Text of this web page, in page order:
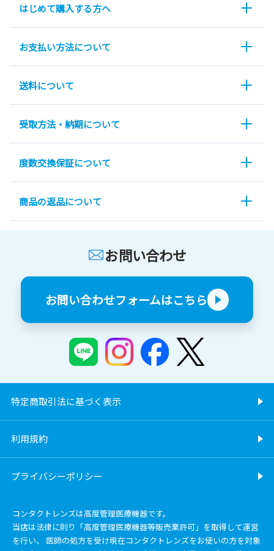
はじめて購入する方へ
お支払い方法について
送料について
受取方法・納期について
度数交換保証について
商品の返品について
お問い合わせ
お問い合わせフォームはこちら
特定商取引法に基づく表示
利用規約
プライバシーポリシー
コンタクトレンズは高度管理医療機器です。
当店は法律に則り「高度管理医療機器等販売業許可」を取得して運営
を行い、 医師の処方を受け現在コンタクトレンズをお使いの方を対象